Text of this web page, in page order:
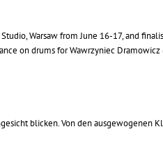
Warsaw from June 16-17, and
on drums for Wawrzyniec Dramowicz
blicken. Von den ausgewogenen